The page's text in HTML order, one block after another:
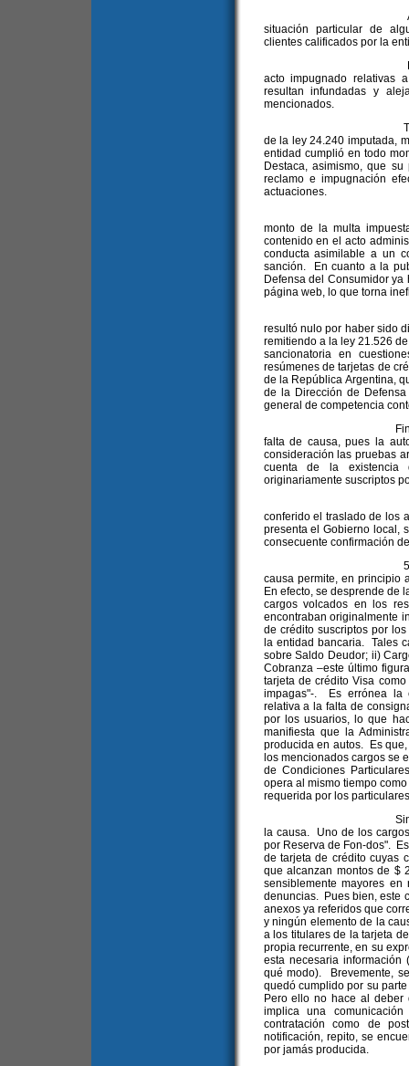
A mayor
situación particular de
clientes calificados por la
acto impugnado relativas
resultan infundadas y
mencionados.
También se
de la ley 24.240 imputada,
entidad cumplió en todo
Destaca, asimismo, que
reclamo e impugnación
actuaciones.
monto de la multa
contenido en el acto
conducta asimilable a un
sanción. En cuanto a la
Defensa del Consumidor
página web, lo que torna
resultó nulo por haber sido
remitiendo a la ley 21.526
sancionatoria en
resúmenes de tarjetas de
de la República Argentina,
de la Dirección de
general de competencia
Finalmente,
falta de causa, pues la
consideración las pruebas
cuenta de la existencia
originariamente suscriptos
conferido el traslado de los
presenta el Gobierno local,
consecuente confirmación
5. El examen de
causa permite, en principio
En efecto, se desprende de
cargos volcados en los
encontraban originalmente
de crédito suscriptos por
la entidad bancaria. Tales
sobre Saldo Deudor; ii)
Cobranza –este último
tarjeta de crédito Visa
impagas"-. Es errónea la
relativa a la falta de
por los usuarios, lo que
manifiesta que la
producida en autos. Es
los mencionados cargos se
de Condiciones
opera al mismo tiempo
requerida por los
Sin embargo,
la causa. Uno de los
por Reserva de Fon-dos".
de tarjeta de crédito cuyas
que alcanzan montos de $
sensiblemente mayores
denuncias. Pues bien, este
anexos ya referidos que
y ningún elemento de la
a los titulares de la tarjeta
propia recurrente, en su
esta necesaria información
qué modo). Brevemente,
quedó cumplido por su
Pero ello no hace al
implica una
contratación como de
notificación, repito, se
por jamás producida.